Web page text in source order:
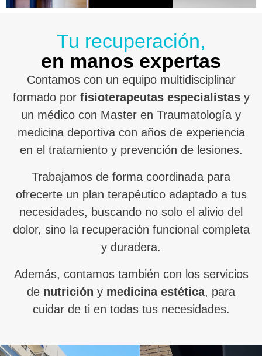
Tu recuperación,
en manos expertas
Contamos con un equipo multidisciplinar
formado por fisioterapeutas especialistasy
un médico con Master en Traumatología y
medicina deportiva con años de experiencia
en el tratamiento y prevención de lesiones.
Trabajamos de forma coordinada para
ofrecerte un plan terapéutico adaptado a tus
necesidades, buscando no solo el alivio del
dolor, sino la recuperación funcional completa
y duradera.
Además, contamos también con los servicios
de nutrición y medicina estética, para
cuidar de ti en todas tus necesidades.